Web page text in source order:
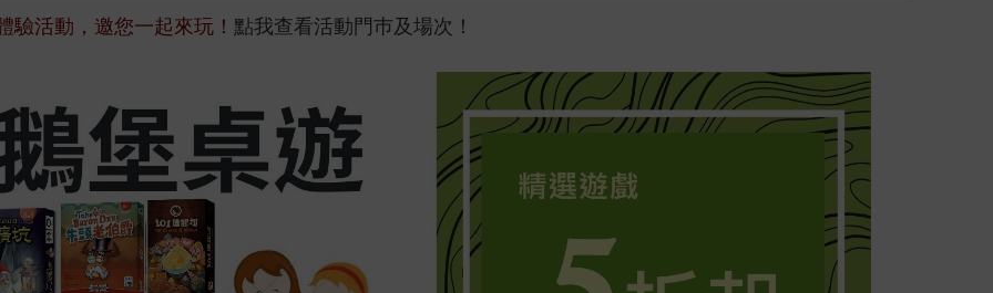
驗活動，邀您一起來玩！點我查看活動門巿及場次！